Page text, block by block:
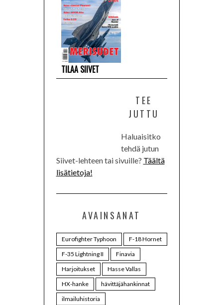
TILAA SIIVET
TEE
JUTTU
Haluaisitko
tehdä jutun
Siivet-lehteen tai sivuille? Täältä
lisätietoja!
AVAINSANAT
Eurofighter Typhoon
F-18 Hornet
F-35 Lightning II
Finavia
Harjoitukset
Hasse Vallas
HX-hanke
hävittäjähankinnat
ilmailuhistoria